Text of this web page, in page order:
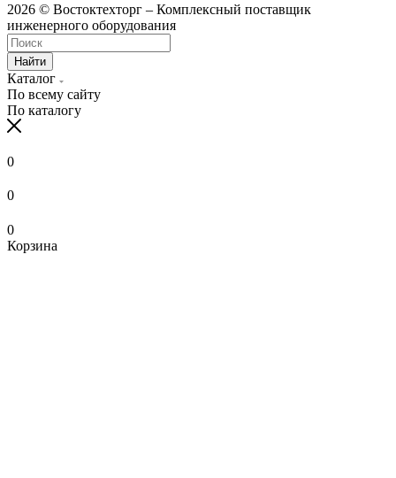
2026 © Востоктехторг – Комплексный поставщик
инженерного оборудования
Найти
Каталог
По всему сайту
По каталогу
0
0
0
Корзина